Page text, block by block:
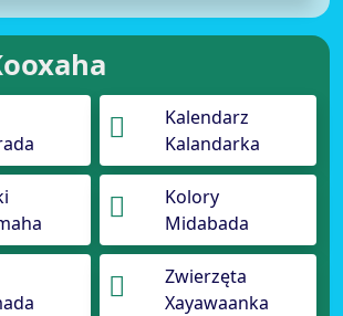
Kalendarz
Kalandarka
Kolory
Midabada
Zwierzęta
Xayawaanka